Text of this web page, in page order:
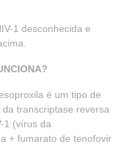
1 desconhecida e
é um tipo de
transcriptase reversa
1 (vírus da
+ fumarato de tenofovir